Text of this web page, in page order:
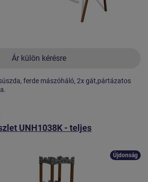
Ár külön kérésre
ferde mászóháló, 2x gát,pártázatos
UNH1038K - teljes
Újdonság